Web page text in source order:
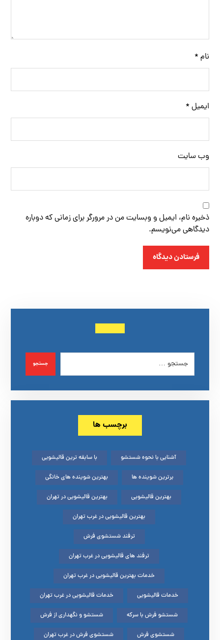
نام *
ایمیل *
وب‌ سایت
ذخیره نام، ایمیل و وبسایت من در مرورگر برای زمانی که دوباره
دیدگاهی می‌نویسم.
فرستادن دیدگاه
جستجو
برچسب ها
آشنایی با نحوه شستشو با سابقه ترین قالیشویی
برترین شوینده ها بهترین شوینده های خانگی
بهترین قالیشویی بهترین قالیشویی در تهران
بهترین قالیشویی در غرب تهران
ترفند شستشوی فرش
ترفند های قالیشویی در غرب تهران
خدمات بهترین قالیشویی در غرب تهران
خدمات قالیشویی خدمات قالیشویی در غرب تهران
شستشو فرش با سرکه شستشو و نگهداری از فرش
شستشوی فرش شستشوی فرش در غرب تهران